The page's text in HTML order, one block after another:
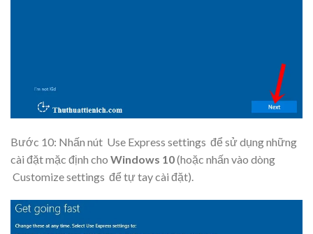
Bước 10: Nhấn nút Use Express settings để sử dụng những
cài đặt mặc định cho Windows 10(hoặc nhấn vào dòng
Customize settings để tự tay cài đặt).